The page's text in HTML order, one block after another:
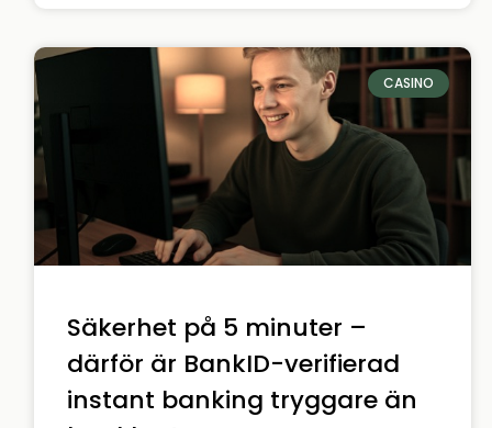
CASINO
Säkerhet på 5 minuter –
därför är BankID-verifierad
instant banking tryggare än